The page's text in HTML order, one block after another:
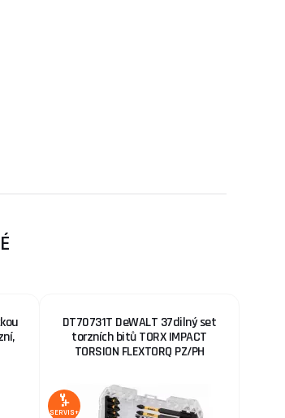
DT70731T DeWALT 37dilný set
torzních bitů TORX IMPACT
TORSION FLEXTORQ PZ/PH
SERVIS+